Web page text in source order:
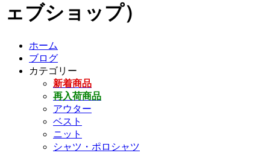
ェブショップ）
ホーム
ブログ
カテゴリー
新着商品
再入荷商品
アウター
ベスト
ニット
シャツ・ポロシャツ